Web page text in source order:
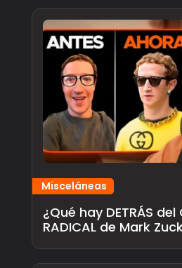
Misceláneas
¿Qué hay DETRÁS del
RADICAL de Mark